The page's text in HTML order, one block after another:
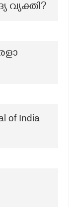
വ്യക്തി?
of India